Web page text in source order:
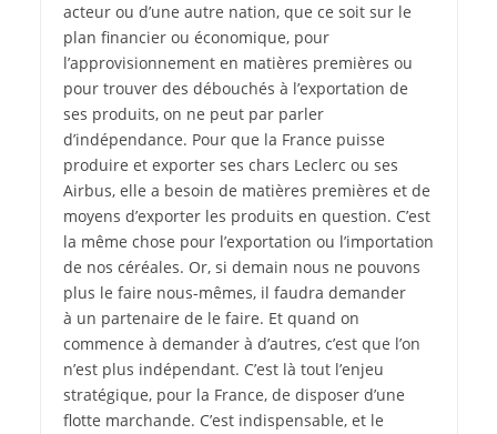
acteur ou d’une autre nation, que ce soit sur le
plan financier ou économique, pour
l’approvisionnement en matières premières ou
pour trouver des débouchés à l’exportation de
ses produits, on ne peut par parler
d’indépendance. Pour que la France puisse
produire et exporter ses chars Leclerc ou ses
Airbus, elle a besoin de matières premières et de
moyens d’exporter les produits en question. C’est
la même chose pour l’exportation ou l’importation
de nos céréales. Or, si demain nous ne pouvons
plus le faire nous-mêmes, il faudra demander
à un partenaire de le faire. Et quand on
commence à demander à d’autres, c’est que l’on
n’est plus indépendant. C’est là tout l’enjeu
stratégique, pour la France, de disposer d’une
flotte marchande. C’est indispensable, et le